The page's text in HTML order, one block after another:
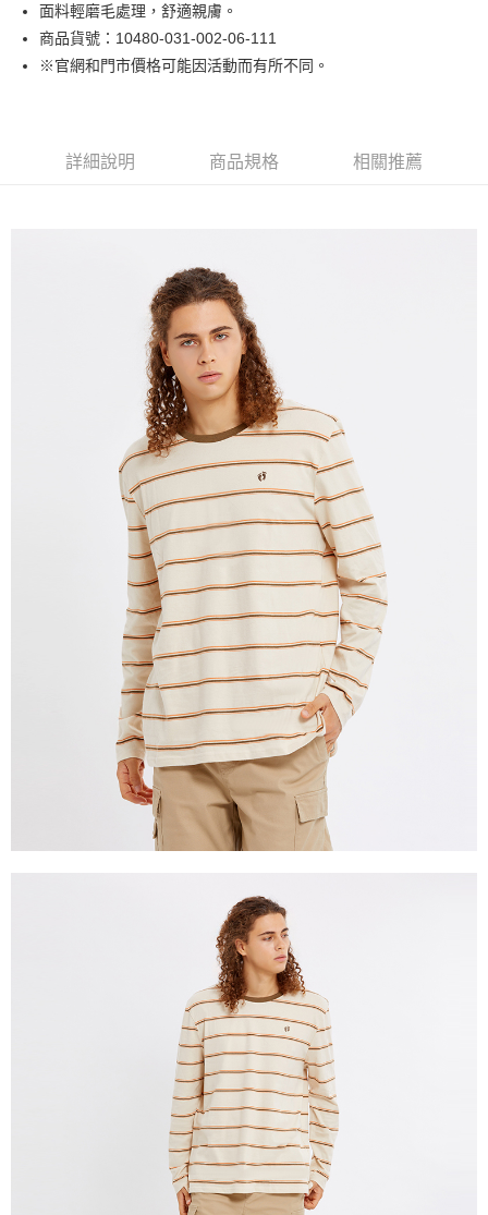
Google Pay
貨到付款
每筆NT$130，滿NT$1,000(含以上)免運費
面料輕磨毛處理，舒適親膚。
商品貨號：10480-031-002-06-111
※官網和門市價格可能因活動而有所不同。
詳細說明 商品規格 相關推薦